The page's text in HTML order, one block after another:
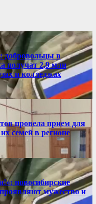
добровольцы в
получат 2,9 млн
и колледжах
провела прием для
семей в регионе
новосибирские
мужество и